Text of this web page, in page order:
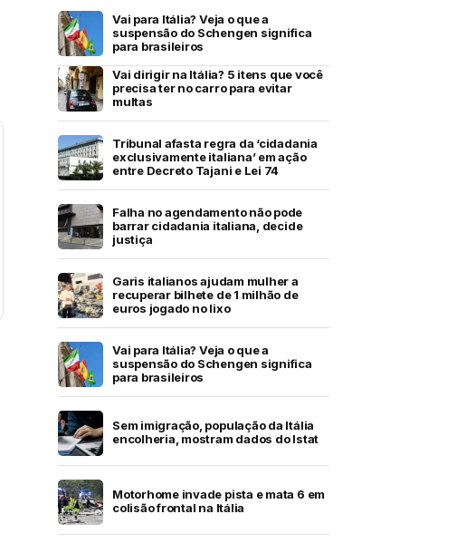
Vai para Itália? Veja o que a
suspensão do Schengen significa
para brasileiros
Vai dirigir na Itália? 5 itens que você
precisa ter no carro para evitar
multas
Tribunal afasta regra da ‘cidadania
exclusivamente italiana’ em ação
entre Decreto Tajani e Lei 74
Falha no agendamento não pode
barrar cidadania italiana, decide
justiça
Garis italianos ajudam mulher a
recuperar bilhete de 1 milhão de
euros jogado no lixo
Vai para Itália? Veja o que a
suspensão do Schengen significa
para brasileiros
Sem imigração, população da Itália
encolheria, mostram dados do Istat
Motorhome invade pista e mata 6 em
colisão frontal na Itália